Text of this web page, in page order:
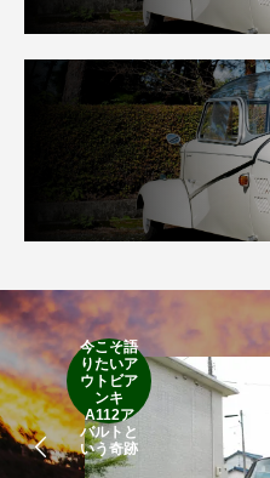
今こそ語
りたいア
ウトビア
ンキ
A112ア
バルトと
いう奇跡